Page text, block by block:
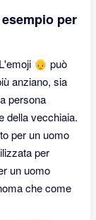
per
👴 può
anziano, sia
persona
della vecchiaia.
per un uomo
per
un uomo
che come